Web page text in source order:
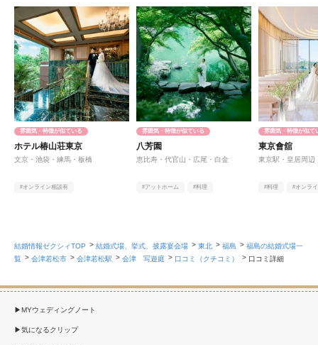
雰囲気・特徴が似ている
ホテル椿山荘東京
文京・池袋・練馬・板橋
#オンライン相談有
雰囲気・特徴が似ている
八芳園
恵比寿・代官山・広尾・白金
#アットホーム
#料理
雰囲気・特徴が似て
東京會舘
東京駅・皇居周辺
#料理
#オンラ
結婚情報ゼクシィTOP 結婚式場、挙式、披露宴会場 東北 福島
福島の結婚式場一
覧
会津若松市 会津若松駅 会津 写遊庭 口コミ（クチコミ） 口コミ詳細
MYウェディングノート
気になるクリップ